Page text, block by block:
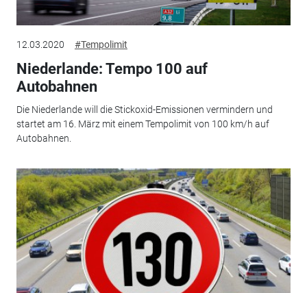
12.03.2020 #Tempolimit
Niederlande: Tempo 100 auf
Autobahnen
Die Niederlande will die Stickoxid-Emissionen vermindern und
startet am 16. März mit einem Tempolimit von 100 km/h auf
Autobahnen.